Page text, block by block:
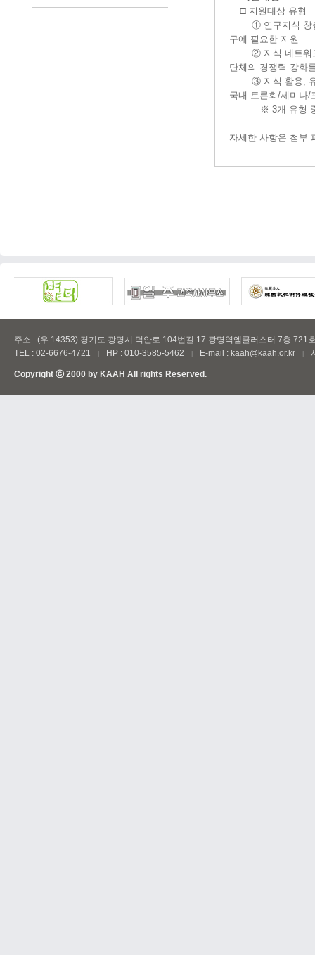
주소 : (우 14353) 경기도 광명시 덕안로 104번길 17 광명역엠클러스터 7층 721
TEL : 02-6676-4721
HP : 010-3585-5462 E-mail : kaah@kaah.or.kr
Copyright ⓒ 2000 by KAAH All rights Reserved.